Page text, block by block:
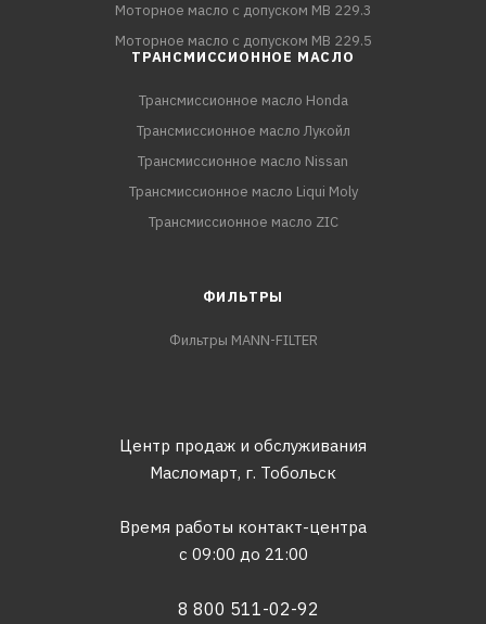
Моторное масло с допуском MB 229.3
Моторное масло с допуском MB 229.5
ТРАНСМИССИОННОЕ МАСЛО
Трансмиссионное масло Honda
Трансмиссионное масло Лукойл
Трансмиссионное масло Nissan
Трансмиссионное масло Liqui Moly
Трансмиссионное масло ZIC
ФИЛЬТРЫ
Фильтры MANN-FILTER
Центр продаж и обслуживания
Масломарт, г. Тобольск
Время работы контакт-центра
с 09:00 до 21:00
8 800 511-02-92